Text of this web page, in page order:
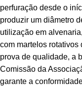
perfuração desde o
produzir um diâmetro
utilização em
com martelos
prova de qualidade, a
Comissão da
garante a